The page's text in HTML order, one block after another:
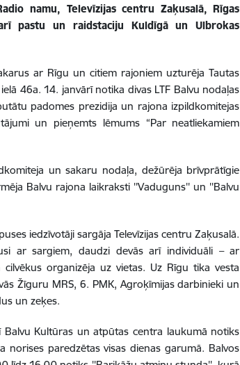
namu, Televīzijas centru Zaķusalā, Rīgas
pastu un raidstaciju Kuldīgā un Ulbrokas
ar Rīgu un citiem rajoniem uzturēja Tautas
46a. 14. janvārī notika divas LTF Balvu nodaļas
padomes prezidija un rajona izpildkomitejas
un pieņemts lēmums “Par neatliekamiem
un sakaru nodaļa, dežūrēja brīvprātīgie
Balvu rajona laikraksti ''Vaduguns'' un ''Balvu
iedzīvotāji sargāja Televīzijas centru Zaķusalā.
ar sargiem, daudzi devās arī individuāli – ar
organizēja uz vietas. Uz Rīgu tika vesta
Žīguru MRS, 6. PMK, Agroķīmijas darbinieki un
un zeķes.
Kultūras un atpūtas centra laukumā notiks
norises paredzētas visas dienas garumā. Balvos